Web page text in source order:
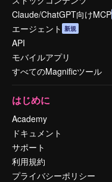
Claude/ChatGPT向けMCP
エージェント 新規
API
モバイルアプリ
すべてのMagnificツール
はじめに
Academy
ドキュメント
サポート
利用規約
プライバシーポリシー